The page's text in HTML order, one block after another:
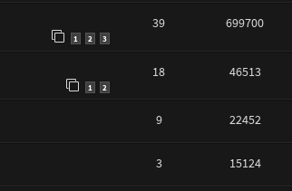
1 2 3
39 699700
1 2
18 46513
9 22452
3 15124